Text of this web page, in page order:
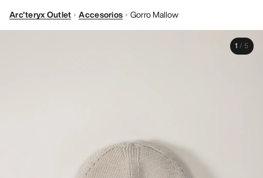
MUJERE
Arc'teryx Outlet Accesorios Gorro Mallow
1 / 5